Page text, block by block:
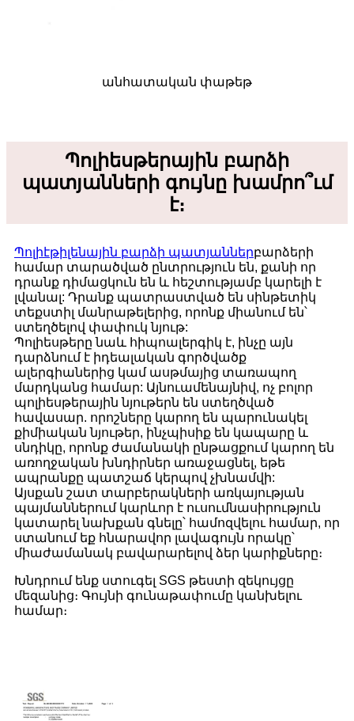
անհատական ​​փաթեթ
Պոլիեսթերային բարձի
պատյանների գույնը խամրո՞ւմ
է։
Պոլիէթիլենային բարձի պատյաններբարձերի
համար տարածված ընտրություն են, քանի որ
դրանք դիմացկուն են և հեշտությամբ կարելի է
լվանալ: Դրանք պատրաստված են սինթետիկ
տեքստիլ մանրաթելերից, որոնք միանում են՝
ստեղծելով փափուկ նյութ:
Պոլիեսթերը նաև հիպոալերգիկ է, ինչը այն
դարձնում է իդեալական գործվածք
ալերգիաներից կամ ասթմայից տառապող
մարդկանց համար: Այնուամենայնիվ, ոչ բոլոր
պոլիեսթերային նյութերն են ստեղծված
հավասար. որոշները կարող են պարունակել
քիմիական նյութեր, ինչպիսիք են կապարը և
սնդիկը, որոնք ժամանակի ընթացքում կարող են
առողջական խնդիրներ առաջացնել, եթե
ապրանքը պատշաճ կերպով չխնամվի:
Այսքան շատ տարբերակների առկայության
պայմաններում կարևոր է ուսումնասիրություն
կատարել նախքան գնելը՝ համոզվելու համար, որ
ստանում եք հնարավոր լավագույն որակը՝
միաժամանակ բավարարելով ձեր կարիքները։
Խնդրում ենք ստուգել SGS թեստի զեկույցը
մեզանից։ Գույնի գունաթափումը կանխելու
համար։